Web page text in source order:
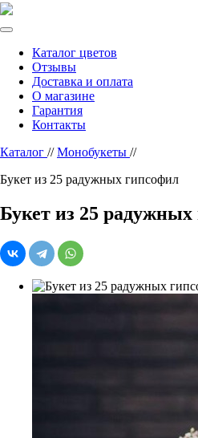
Каталог цветов
Отзывы
Доставка и оплата
О магазине
Гарантия
Контакты
Каталог // Монобукеты //
Букет из 25 радужных гипсофил
Букет из 25